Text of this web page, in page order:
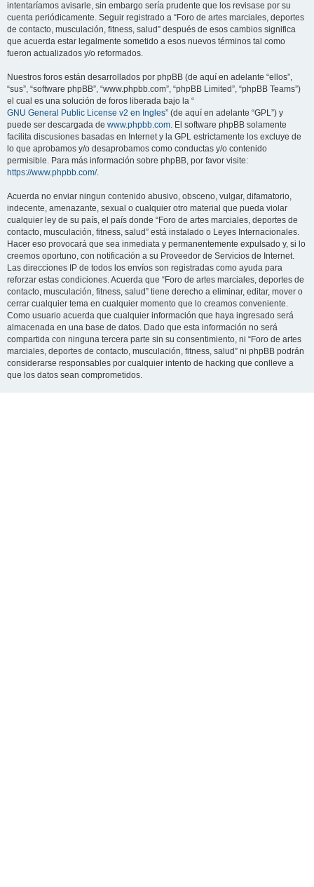
intentaríamos avisarle, sin embargo sería prudente que los revisase por su
cuenta periódicamente. Seguir registrado a “Foro de artes marciales, deportes
de contacto, musculación, fitness, salud” después de esos cambios significa
que acuerda estar legalmente sometido a esos nuevos términos tal como
fueron actualizados y/o reformados.
Nuestros foros están desarrollados por phpBB (de aquí en adelante “ellos”,
“sus”, “software phpBB”, “www.phpbb.com”, “phpBB Limited”, “phpBB Teams”)
el cual es una solución de foros liberada bajo la “
GNU General Public License v2 en Ingles” (de aquí en adelante “GPL”) y
puede ser descargada de www.phpbb.com. El software phpBB solamente
facilita discusiones basadas en Internet y la GPL estrictamente los excluye de
lo que aprobamos y/o desaprobamos como conductas y/o contenido
permisible. Para más información sobre phpBB, por favor visite:
https://www.phpbb.com/.
Acuerda no enviar ningun contenido abusivo, obsceno, vulgar, difamatorio,
indecente, amenazante, sexual o cualquier otro material que pueda violar
cualquier ley de su país, el país donde “Foro de artes marciales, deportes de
contacto, musculación, fitness, salud” está instalado o Leyes Internacionales.
Hacer eso provocará que sea inmediata y permanentemente expulsado y, si lo
creemos oportuno, con notificación a su Proveedor de Servicios de Internet.
Las direcciones IP de todos los envíos son registradas como ayuda para
reforzar estas condiciones. Acuerda que “Foro de artes marciales, deportes de
contacto, musculación, fitness, salud” tiene derecho a eliminar, editar, mover o
cerrar cualquier tema en cualquier momento que lo creamos conveniente.
Como usuario acuerda que cualquier información que haya ingresado será
almacenada en una base de datos. Dado que esta información no será
compartida con ninguna tercera parte sin su consentimiento, ni “Foro de artes
marciales, deportes de contacto, musculación, fitness, salud” ni phpBB podrán
considerarse responsables por cualquier intento de hacking que conlleve a
que los datos sean comprometidos.